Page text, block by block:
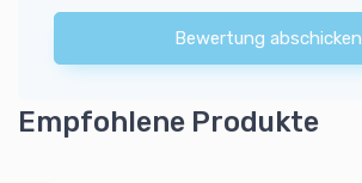
Bewertung abschicken
Empfohlene Produkte